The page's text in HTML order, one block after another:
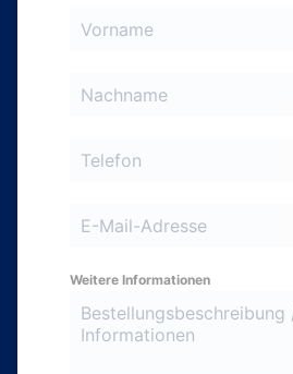
Weitere Informationen